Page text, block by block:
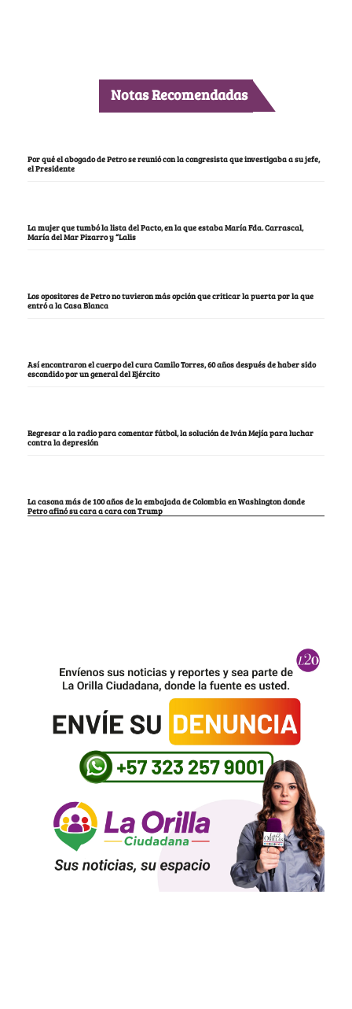
Notas Recomendadas
Por qué el abogado de Petro se reunió con la congresista que investigaba a su jefe,
el Presidente
La mujer que tumbó la lista del Pacto, en la que estaba María Fda. Carrascal,
María del Mar Pizarro y “Lalis
Los opositores de Petro no tuvieron más opción que criticar la puerta por la que
entró a la Casa Blanca
Así encontraron el cuerpo del cura Camilo Torres, 60 años después de haber sido
escondido por un general del Ejército
Regresar a la radio para comentar fútbol, la solución de Iván Mejía para luchar
contra la depresión
La casona más de 100 años de la embajada de Colombia en Washington donde
Petro afinó su cara a cara con Trump